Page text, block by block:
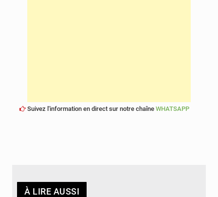
Suivez l'information en direct sur notre chaîne WHATSAPP
À LIRE AUSSI